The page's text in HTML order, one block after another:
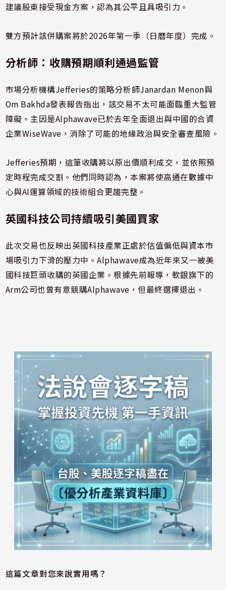
建議股東接受現金方案，認為其公平且具吸引力。
雙方預計該併購案將於2026年第一季（日曆年度）完成。
分析師：收購預期順利通過監管
市場分析機構Jefferies的策略分析師Janardan Menon與
Om Bakhda發表報告指出，該交易不太可能面臨重大監管
障礙。主因是Alphawave已於去年全面退出與中國的合資
企業WiseWave，消除了可能的地緣政治與安全審查風險。
Jefferies預期，這筆收購將以原出價順利成交，並依照預
定時程完成交割。他們同時認為，本案將使高通在數據中
心與AI運算領域的技術組合更趨完整。
英國科技公司持續吸引美國買家
此次交易也反映出英國科技產業正處於估值偏低與資本市
場吸引力下滑的壓力中。Alphawave成為近年來又一被美
國科技巨頭收購的英國企業。根據先前報導，軟銀旗下的
Arm公司也曾有意競購Alphawave，但最終選擇退出。
這篇文章對您來說實用嗎？